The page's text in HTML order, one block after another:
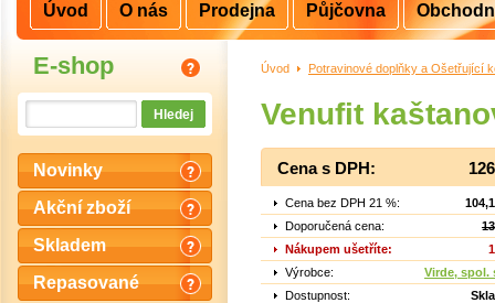
E-shop
Novinky
Akční zboží
Skladem
Repasované
Úvod > Potravinové doplňky a Ošetřující
Venufit
Cena s DPH:
Cena bez DPH 21 %:
Doporučená cena:
Nákupem ušetříte:
Výrobce:
Virde, spol.
Dostupnost:
Úvod O nás Prodejna Půjčovna